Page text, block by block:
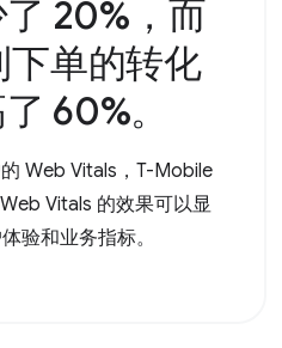
20%，而
下单的转化
60%。
Web Vitals，T-Mobile
Vitals 的效果可以显
验和业务指标。